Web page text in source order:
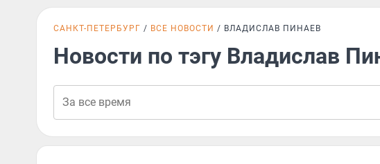
САНКТ-ПЕТЕРБУРГ ВСЕ НОВОСТИ ВЛАДИСЛАВ ПИНАЕВ
Новости по тэгу Владислав